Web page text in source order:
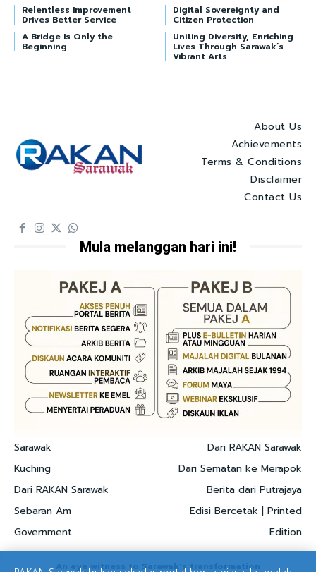
Relentless Improvement
Drives Better Service
Digital Sovereignty and
Citizen Protection
A Bridge Is Only the
Beginning
Uniting Diversity, Enriching
Lives Through Sarawak’s
Vibrant Arts
About Us
Achievements
Terms & Conditions
Disclaimer
Contact Us
Mula melanggan hari ini!
Sarawak
Kuching
Dari RAKAN Sarawak
Sebaran Am
Government
Dari RAKAN Sarawak
Dari Sematan ke Merapok
Berita dari Putrajaya
Edisi Bercetak | Printed
Edition
An eye witness to Sarawak's transformation